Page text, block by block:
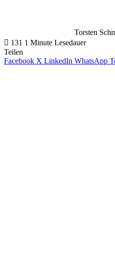
Torsten
131 1 Minute Lesedauer
Teilen
Facebook X LinkedIn WhatsApp